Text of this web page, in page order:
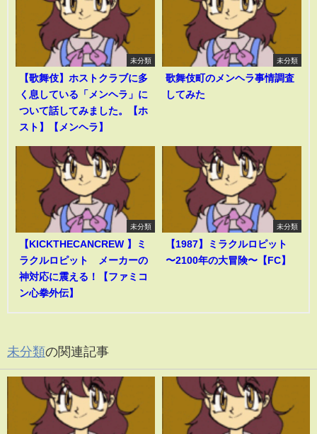
未分類
【歌舞伎】ホストクラブに多
く息している「メンヘラ」に
ついて話してみました。【ホ
スト】【メンヘラ】
未分類
歌舞伎町のメンヘラ事情調査
してみた
未分類
【KICKTHECANCREW 】ミ
ラクルロピット メーカーの
神対応に震える！【ファミコ
ン心拳外伝】
未分類
【1987】ミラクルロピット
〜2100年の大冒険〜【FC】
未分類の関連記事